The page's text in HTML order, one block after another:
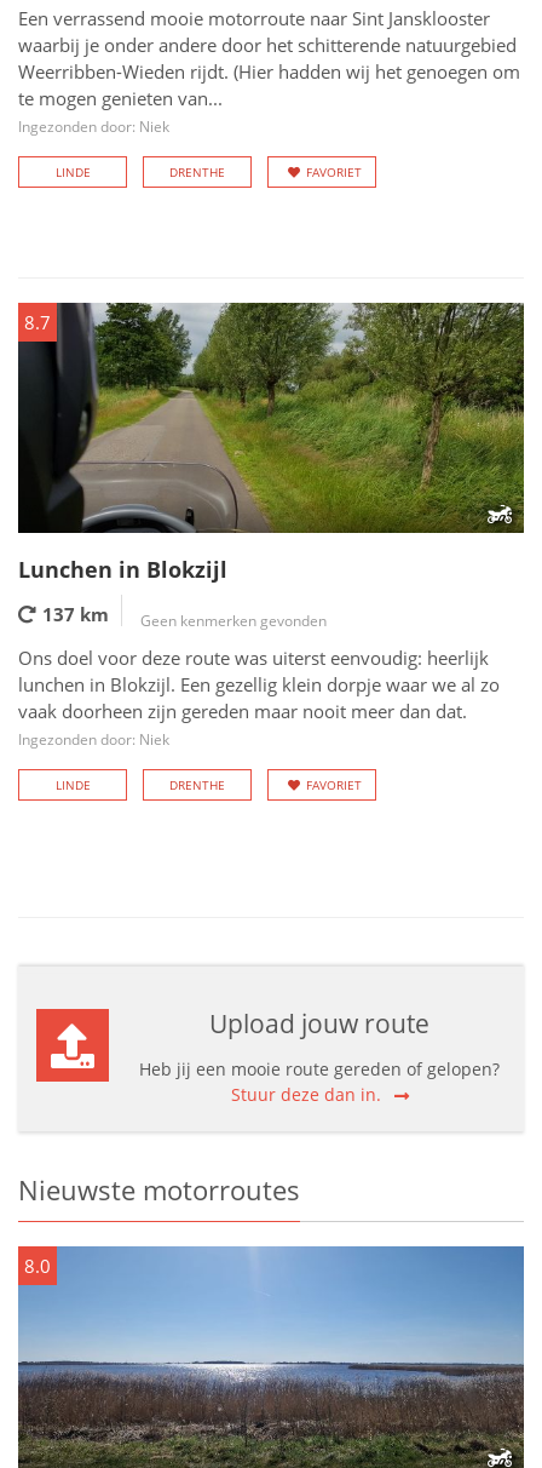
Een verrassend mooie motorroute naar Sint Jansklooster
waarbij je onder andere door het schitterende natuurgebied
Weerribben-Wieden rijdt. (Hier hadden wij het genoegen om
te mogen genieten van...
Ingezonden door: Niek
LINDE DRENTHE FAVORIET
8.7
Lunchen in Blokzijl
137 km Geen kenmerken gevonden
Ons doel voor deze route was uiterst eenvoudig: heerlijk
lunchen in Blokzijl. Een gezellig klein dorpje waar we al zo
vaak doorheen zijn gereden maar nooit meer dan dat.
Ingezonden door: Niek
LINDE DRENTHE FAVORIET
Upload jouw route
Heb jij een mooie route gereden of gelopen?
Stuur deze dan in.
Nieuwste motorroutes
8.0